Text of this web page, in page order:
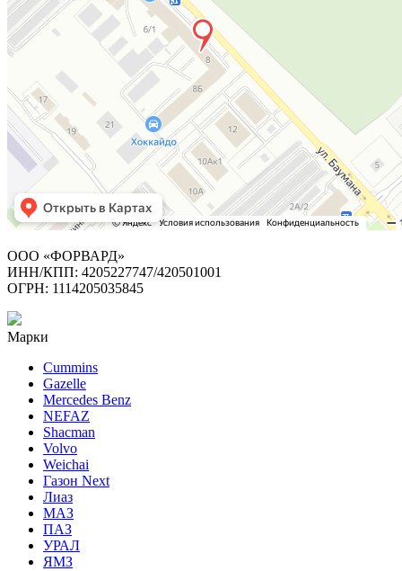
ООО «ФОРВАРД»
ИНН/КПП: 4205227747/420501001
ОГРН: 1114205035845
Марки
Cummins
Gazelle
Mercedes Benz
NEFAZ
Shacman
Volvo
Weichai
Газон Next
Лиаз
МАЗ
ПАЗ
УРАЛ
ЯМЗ